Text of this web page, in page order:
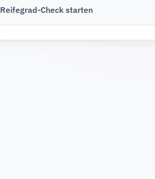
Reifegrad-Check starten